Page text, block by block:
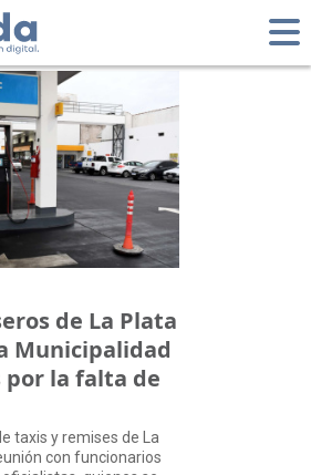
de La Plata
Municipalidad
la falta de
taxis y remises de La
con funcionarios